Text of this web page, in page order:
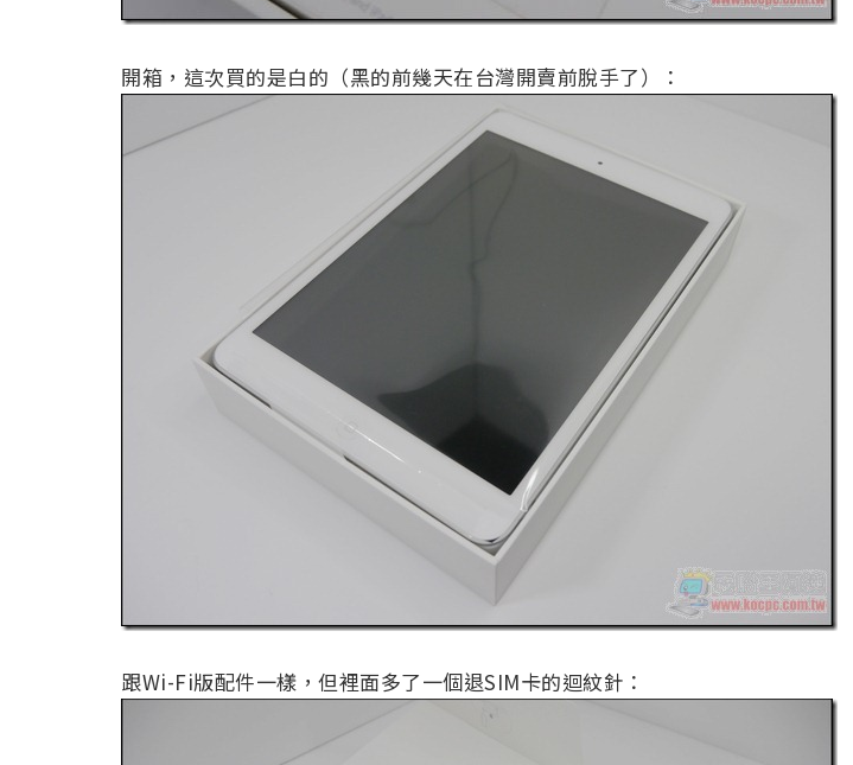
開箱，這次買的是白的（黑的前幾天在台灣開賣前脫手了）：
跟Wi-Fi版配件一樣，但裡面多了一個退SIM卡的迴紋針：